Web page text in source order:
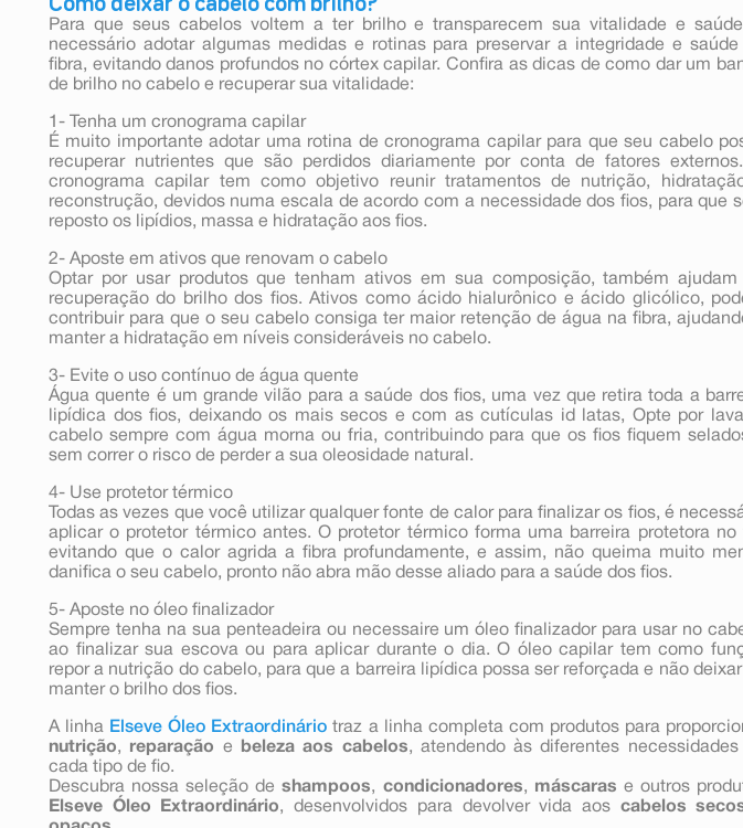
Para que seus cabelos voltem a ter brilho e transparecem sua vitalidade e
necessário adotar algumas medidas e rotinas para preservar a integridade e saúde
fibra, evitando danos profundos no córtex capilar. Confira as dicas de como dar um
de brilho no cabelo e recuperar sua vitalidade:
1- Tenha um cronograma capilar
É muito importante adotar uma rotina de cronograma capilar para que seu cabelo
recuperar nutrientes que são perdidos diariamente por conta de fatores
cronograma capilar tem como objetivo reunir tratamentos de nutrição,
reconstrução, devidos numa escala de acordo com a necessidade dos fios, para que
reposto os lipídios, massa e hidratação aos fios.
2- Aposte em ativos que renovam o cabelo
Optar por usar produtos que tenham ativos em sua composição, também ajudam
recuperação do brilho dos fios. Ativos como ácido hialurônico e ácido glicólico,
contribuir para que o seu cabelo consiga ter maior retenção de água na fibra,
manter a hidratação em níveis consideráveis no cabelo.
3- Evite o uso contínuo de água quente
Água quente é um grande vilão para a saúde dos fios, uma vez que retira toda a
lipídica dos fios, deixando os mais secos e com as cutículas id latas, Opte por
cabelo sempre com água morna ou fria, contribuindo para que os fios fiquem
sem correr o risco de perder a sua oleosidade natural.
4- Use protetor térmico
Todas as vezes que você utilizar qualquer fonte de calor para finalizar os fios, é
aplicar o protetor térmico antes. O protetor térmico forma uma barreira protetora no
evitando que o calor agrida a fibra profundamente, e assim, não queima muito
danifica o seu cabelo, pronto não abra mão desse aliado para a saúde dos fios.
5- Aposte no óleo finalizador
Sempre tenha na sua penteadeira ou necessaire um óleo finalizador para usar no
ao finalizar sua escova ou para aplicar durante o dia. O óleo capilar tem como
repor a nutrição do cabelo, para que a barreira lipídica possa ser reforçada e não
manter o brilho dos fios.
A linha Elseve Óleo Extraordinário traz a linha completa com produtos para
nutrição, reparação e beleza aos cabelos, atendendo às diferentes necessidades
cada tipo de fio.
Descubra nossa seleção deshampoos, condicionadores, máscaras e outros
Elseve Óleo Extraordinário, desenvolvidos para devolver vida aos cabelos